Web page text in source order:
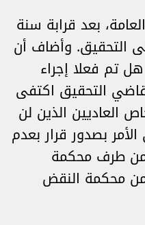
بعد قرابة سنة
التحقيق. وأضاف أن
تم فعلا إجراء
التحقيق اكتفى
العاديين الذين لن
بصدور قرار بعدم
من طرف محكمة
من محكمة النقض